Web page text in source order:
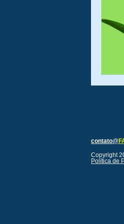
contato@
Copyright
Política de